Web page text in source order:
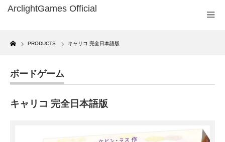
Home
PRODUCTS キャリコ 完全日本語版
ボードゲーム
キャリコ 完全日本語版